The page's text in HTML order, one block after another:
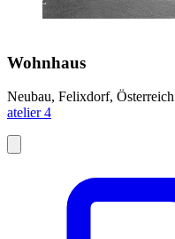
Wohnhaus
Neubau, Felixdorf, Österreich
atelier 4